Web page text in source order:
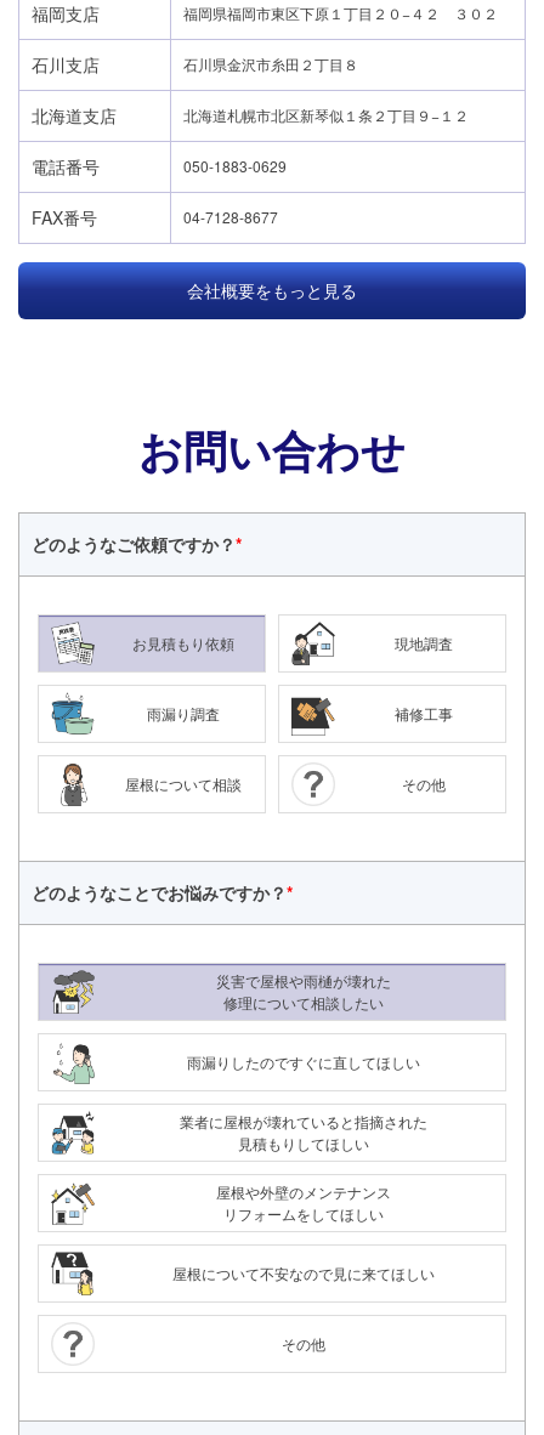
24時間365日対応
福岡支店 福岡県福岡市東区下原１丁目２０−４２ ３０２
石川支店 石川県金沢市糸田２丁目８
北海道支店 北海道札幌市北区新琴似１条２丁目９−１２
電話番号 050-1883-0629
FAX番号 04-7128-8677
会社概要をもっと見る
お問い合わせ
どのようなご依頼ですか？*
お見積もり依頼 現地調査
雨漏り調査 補修工事
屋根について相談 その他
どのようなことでお悩みですか？*
災害で屋根や雨樋が壊れた
修理について相談したい
雨漏りしたのですぐに直してほしい
業者に屋根が壊れていると指摘された
見積もりしてほしい
屋根や外壁のメンテナンス
リフォームをしてほしい
屋根について不安なので見に来てほしい
その他